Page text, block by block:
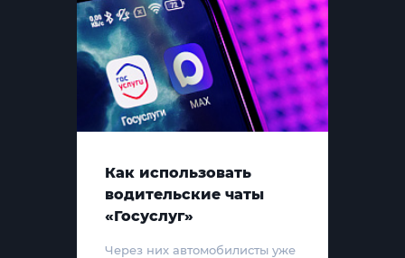
Как использовать
водительские чаты
«Госуслуг»
Через них автомобилисты уже